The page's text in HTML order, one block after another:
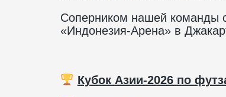
Соперником нашей команды
«Индонезия-Арена» в
Кубок Азии-2026 по